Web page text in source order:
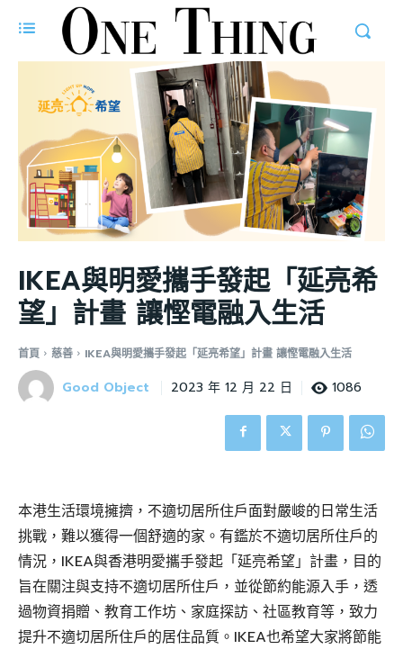
IKEA與明愛攜手發起「延亮希
望」計畫 讓慳電融入生活
首頁 慈善 IKEA與明愛攜手發起「延亮希望」計畫 讓慳電融入生活
Good Object 2023 年 12 月 22 日 1086
本港生活環境擁擠，不適切居所住戶面對嚴峻的日常生活
挑戰，難以獲得一個舒適的家。有鑑於不適切居所住戶的
情況，IKEA與香港明愛攜手發起「延亮希望」計畫，目的
旨在關注與支持不適切居所住戶，並從節約能源入手，透
過物資捐贈、教育工作坊、家庭探訪、社區教育等，致力
提升不適切居所住戶的居住品質。IKEA也希望大家將節能